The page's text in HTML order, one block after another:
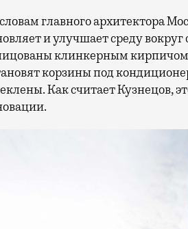
главного архитектора
и улучшает среду
клинкерным кирпичом
корзины под
Как считает Кузнецов,